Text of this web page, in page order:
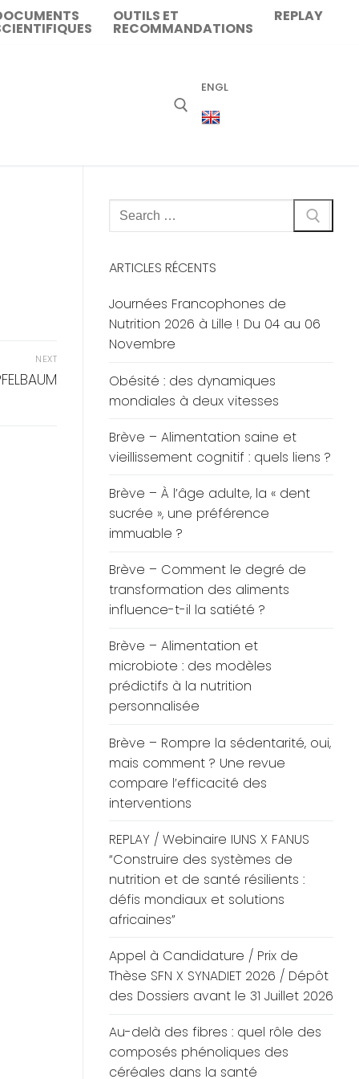
OUTILS ET
RECOMMANDATIONS
REPLAY
ENGL
NEXT
Rechercher
:
ARTICLES RÉCENTS
Journées Francophones de
Nutrition 2026 à Lille ! Du 04 au 06
Novembre
Obésité : des dynamiques
mondiales à deux vitesses
Brève – Alimentation saine et
vieillissement cognitif : quels liens ?
Brève – À l’âge adulte, la « dent
sucrée », une préférence
immuable ?
Brève – Comment le degré de
transformation des aliments
influence-t-il la satiété ?
Brève – Alimentation et
microbiote : des modèles
prédictifs à la nutrition
personnalisée
Brève – Rompre la sédentarité, oui,
mais comment ? Une revue
compare l’efficacité des
interventions
REPLAY / Webinaire IUNS X FANUS
“Construire des systèmes de
nutrition et de santé résilients :
défis mondiaux et solutions
africaines”
Appel à Candidature / Prix de
Thèse SFN X SYNADIET 2026 / Dépôt
des Dossiers avant le 31 Juillet 2026
Au-delà des fibres : quel rôle des
composés phénoliques des
céréales dans la santé